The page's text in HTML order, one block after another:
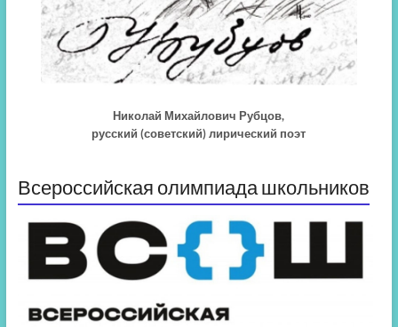
Николай Михайлович Рубцов,
русский (советский) лирический поэт
Всероссийская олимпиада школьников